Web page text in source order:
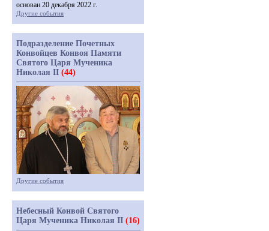
основан 20 декабря 2022 г.
Другие события
Подразделение Почетных
Конвойцев Конвоя Памяти
Святого Царя Мученика
Николая II (44)
Другие события
Небесный Конвой Святого
Царя Мученика Николая II (16)